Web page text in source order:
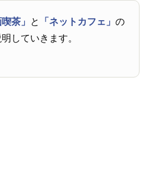
喫茶」 と 「ネットカフェ」の
していきます。